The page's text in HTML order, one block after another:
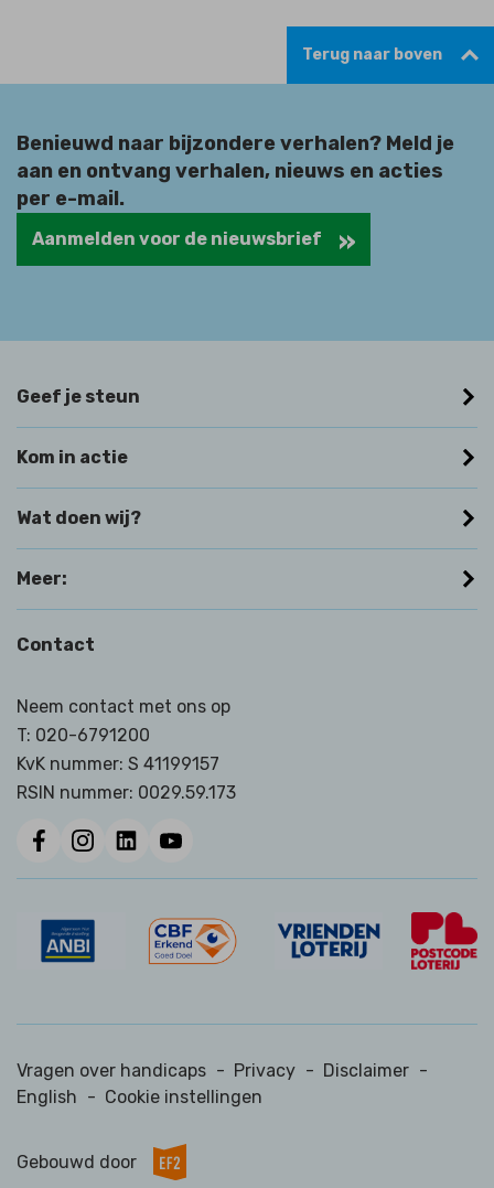
Terug naar boven
Benieuwd naar bijzondere verhalen? Meld je
aan en ontvang verhalen, nieuws en acties
per e-mail.
Aanmelden voor de nieuwsbrief
Geef je steun
Kom in actie
Wat doen wij?
Meer:
Contact
Neem contact met ons op
T: 020-6791200
KvK nummer: S 41199157
RSIN nummer: 0029.59.173
Vragen over handicaps - Privacy - Disclaimer -
English - Cookie instellingen
Gebouwd door